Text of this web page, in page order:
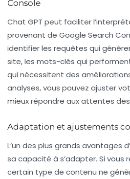
Console
Chat GPT peut faciliter
provenant de Google Search
identifier les requêtes qui
site, les mots-clés qui
qui nécessitent des
analyses, vous pouvez ajuster
mieux répondre aux attentes
Adaptation et ajustements
L’un des plus grands avantages
sa capacité à s’adapter. Si vous
certain type de contenu ne